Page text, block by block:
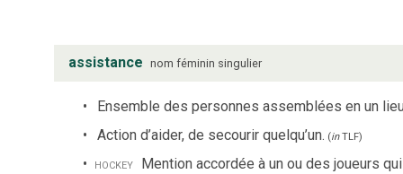
assistance nom féminin singulier
Ensemble des personnes assemblées en un
Action d’aider, de secourir quelqu’un. (inTLF)
hockey Mention accordée à un ou des joueurs